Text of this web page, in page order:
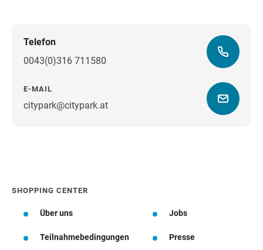
Telefon
0043(0)316 711580
E-MAIL
citypark@citypark.atWegbeschreibung
SHOPPING CENTER
Über uns Jobs
Teilnahmebedingungen Presse